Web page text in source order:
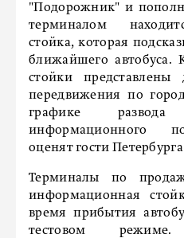
"Подорожник" и
терминалом
стойка, которая
ближайшего автобуса.
стойки
передвижения по
графике
информационного
оценят гости
Терминалы по
информационная
время прибытия
тестовом